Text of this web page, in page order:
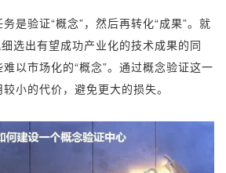
是验证“概念”，然后再转化“成果”。就
选出有望成功产业化的技术成果的同
以市场化的“概念”。通过概念验证这一
小的代价，避免更大的损失。